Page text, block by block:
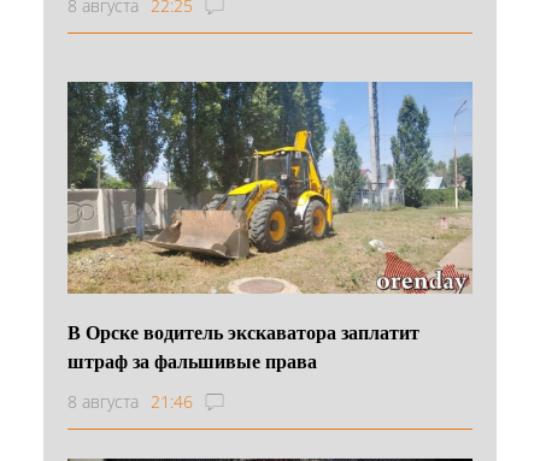
8 августа 22:25
В Орске водитель экскаватора заплатит
штраф за фальшивые права
8 августа 21:46